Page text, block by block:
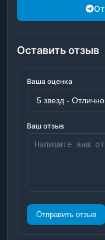
Оставить отзыв
Ваша оценка
Ваш отзыв
Отправить отзыв